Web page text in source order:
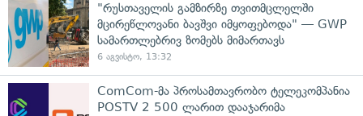
"რუსთაველის გამზირზე თვითმცლელში
მცირეწლოვანი ბავშვი იმყოფებოდა" — GWP
სამართლებრივ ზომებს მიმართავს
6 აგვისტო, 13:32
ComCom-მა პროსამთავრობო ტელეკომპანია
POSTV 2 500 ლარით დააჯარიმა